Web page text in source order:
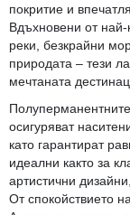
покритие и
Вдъхновени от най-
реки, безкрайни
природата – тези
мечтаната
осигуряват
като гарантират
идеални както за
артистични
От спокойствието